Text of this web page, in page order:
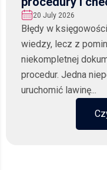
20 July 2026
Błędy w
wiedzy, lecz z
niekompletnej
procedur. Jedna
uruchomić lawinę...